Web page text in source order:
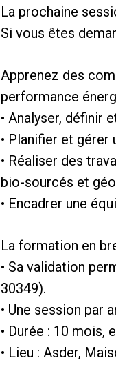
La prochaine
Si vous êtes
Apprenez des
performance
• Analyser, définir
• Planifier et gérer
• Réaliser des
bio-sourcés et
• Encadrer une
La formation en
• Sa validation
30349).
• Une session par
• Durée : 10 mois,
• Lieu : Asder,